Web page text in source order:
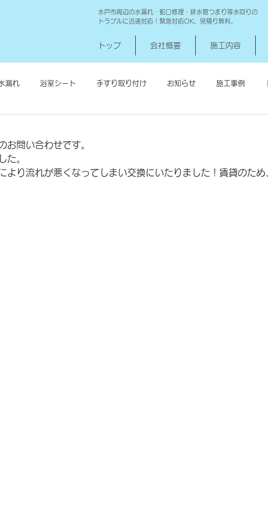
水戸市周辺の水漏れ・蛇口修理・排水管つまり等水回りの
トラブルに迅速対応！緊急対応OK。見積り無料。
トップ 会社概要 施工内容
漏れ 浴室シート 手すり取り付け お知らせ 施工事例
お問い合わせです。
た。
より流れが悪くなってしまい交換にいたりました！賃貸のため